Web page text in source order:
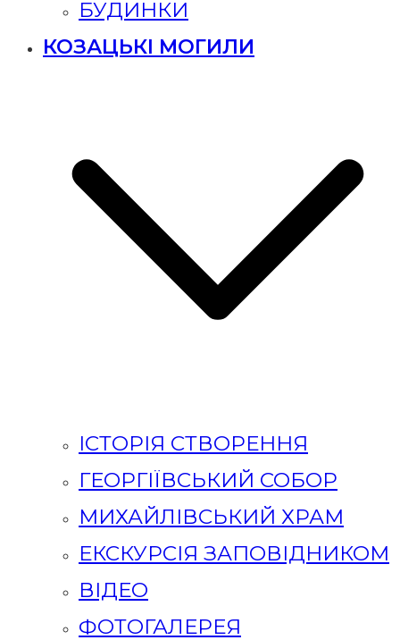
БУДИНКИ
КОЗАЦЬКІ МОГИЛИ
ІСТОРІЯ СТВОРЕННЯ
ГЕОРГІЇВСЬКИЙ СОБОР
МИХАЙЛІВСЬКИЙ ХРАМ
ЕКСКУРСІЯ ЗАПОВІДНИКОМ
ВІДЕО
ФОТОГАЛЕРЕЯ